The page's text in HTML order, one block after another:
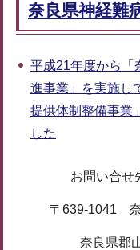
奈良県神経難
平成21年度から「
進事業」を実施し
提供体制整備事業
した
お問い合せ
〒639-1041
奈良県郡